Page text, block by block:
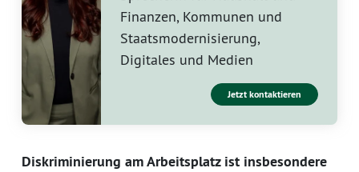
Finanzen, Kommunen und
Staatsmodernisierung,
Digitales und Medien
Jetzt kontaktieren
Diskriminierung am Arbeitsplatz ist insbesondere